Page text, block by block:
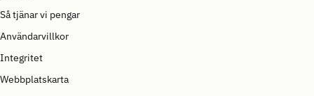
Så tjänar vi pengar
Användarvillkor
Integritet
Webbplatskarta